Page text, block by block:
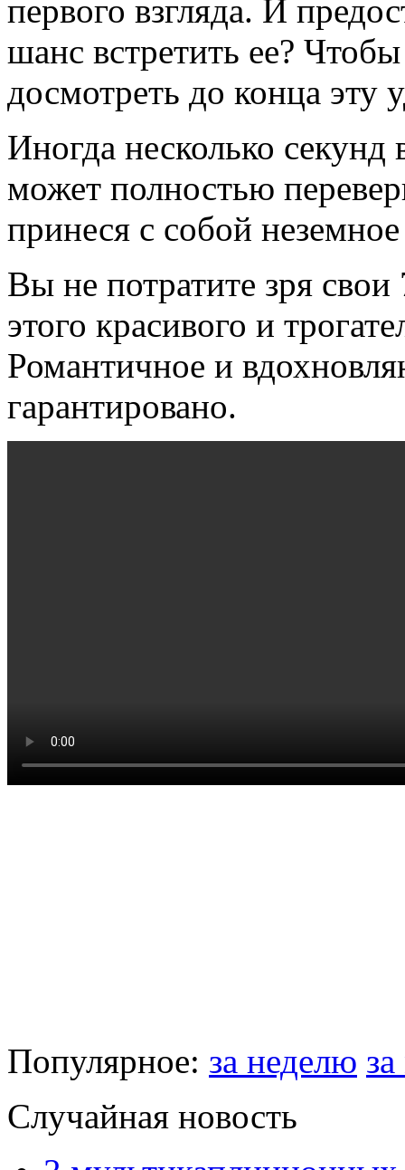
первого взгляда. И
шанс встретить ее?
досмотреть до конца эту
Иногда несколько секунд
может полностью
принеся с собой неземное
Вы не потратите зря
этого красивого и
Романтичное и
гарантировано.
Популярное: за неделю
Случайная новость